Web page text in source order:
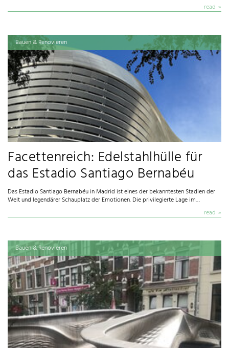
read
Bauen & Renovieren
Facettenreich: Edelstahlhülle für
das Estadio Santiago Bernabéu
Das Estadio Santiago Bernabéu in Madrid ist eines der bekanntesten Stadien der
Welt und legendärer Schauplatz der Emotionen. Die privilegierte Lage im…
read
Bauen & Renovieren